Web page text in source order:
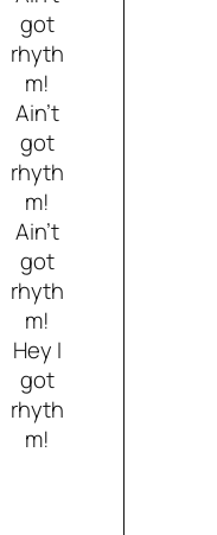
got
rhyth
m!
Ain’t
got
rhyth
m!
Ain’t
got
rhyth
m!
Hey I
got
rhyth
m!